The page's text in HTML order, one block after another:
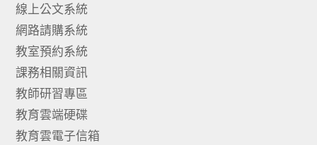
線上公文系統
網路請購系統
教室預約系統
課務相關資訊
教師研習專區
教育雲端硬碟
教育雲電子信箱